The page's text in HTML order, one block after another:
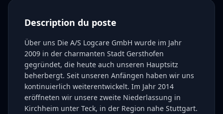
Description du poste
Über uns Die A/S Logcare GmbH wurde im Jahr
2009 in der charmanten Stadt Gersthofen
gegründet, die heute auch unseren Hauptsitz
beherbergt. Seit unseren Anfängen haben wir uns
kontinuierlich weiterentwickelt. Im Jahr 2014
eröffneten wir unsere zweite Niederlassung in
Kirchheim unter Teck, in der Region nahe Stuttgart.